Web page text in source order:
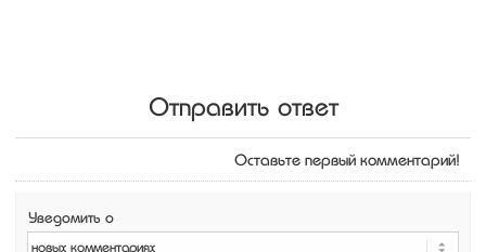
Отправить ответ
Оставьте первый комментарий!
Уведомить о